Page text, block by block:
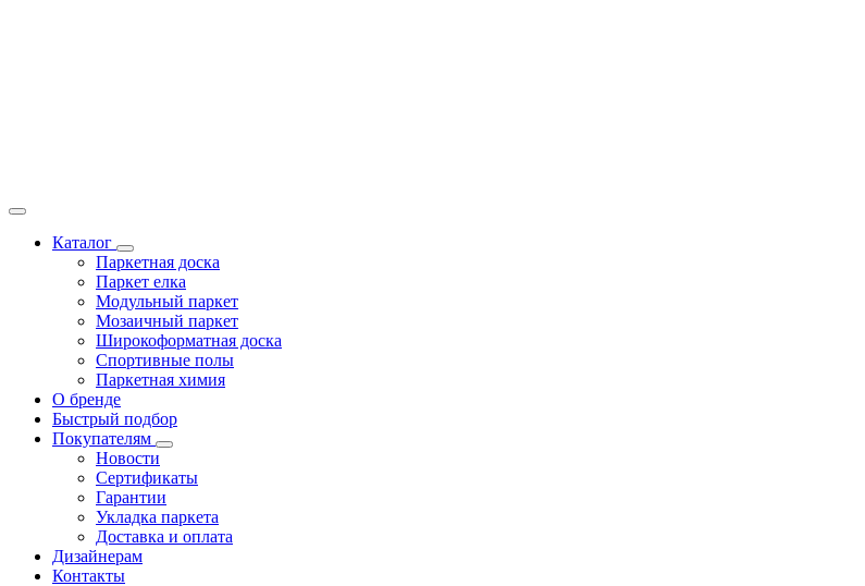
Каталог
Паркетная доска
Паркет елка
Модульный паркет
Мозаичный паркет
Широкоформатная доска
Спортивные полы
Паркетная химия
О бренде
Быстрый подбор
Покупателям
Новости
Сертификаты
Гарантии
Укладка паркета
Доставка и оплата
Дизайнерам
Контакты